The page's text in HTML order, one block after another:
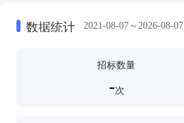
数据统计 2021-08-07～2026-08-07
招标数量
-次